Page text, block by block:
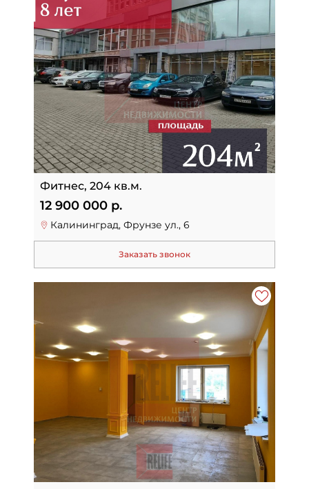
Фитнес, 204 кв.м.
12 900 000 р.
Калининград, Фрунзе ул., 6
Заказать звонок